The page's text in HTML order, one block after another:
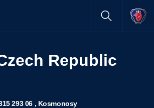
293 06 , Kosmonosy